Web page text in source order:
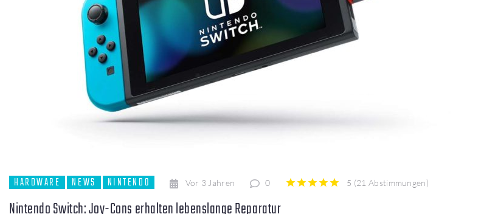
HARDWARE NEWS NINTENDO Vor 3 Jahren 0 5 (21 Abstimmungen)
Nintendo Switch: Joy-Cons erhalten lebenslange Reparatur